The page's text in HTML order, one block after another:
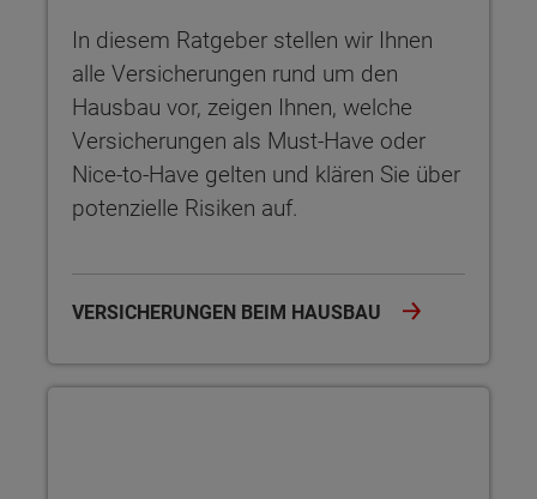
In diesem Ratgeber stellen wir Ihnen
alle Versicherungen rund um den
Hausbau vor, zeigen Ihnen, welche
Versicherungen als Must-Have oder
Nice-to-Have gelten und klären Sie über
potenzielle Risiken auf.
VERSICHERUNGEN BEIM HAUSBAU